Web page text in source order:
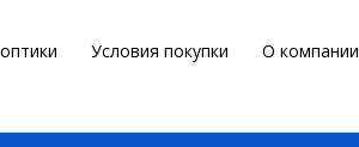
Условия покупки О компании